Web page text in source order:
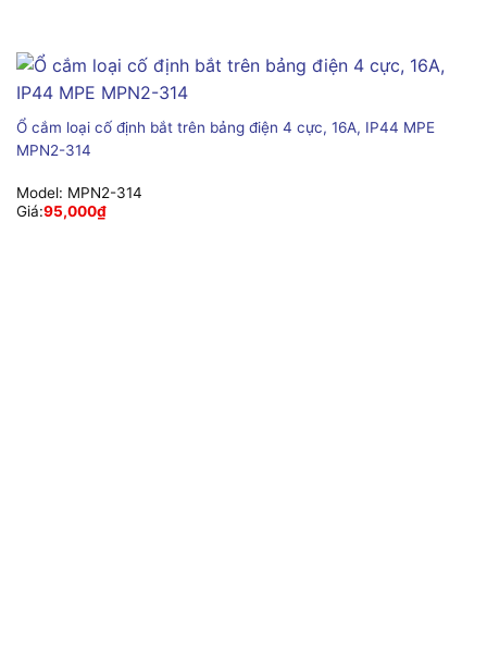
Ổ cắm loại cố định bắt trên bảng điện 4 cực, 16A, IP44 MPE
MPN2-314
Model: MPN2-314
Giá:95,000₫